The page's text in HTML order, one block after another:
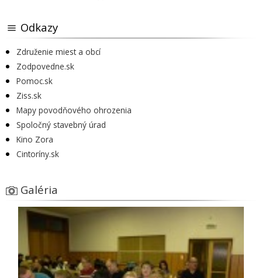
Odkazy
Združenie miest a obcí
Zodpovedne.sk
Pomoc.sk
Ziss.sk
Mapy povodňového ohrozenia
Spoločný stavebný úrad
Kino Zora
Cintoríny.sk
Galéria